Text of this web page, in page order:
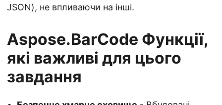
JSON), не впливаючи на інші.
Aspose.BarCode Функції,
які важливі для цього
завдання